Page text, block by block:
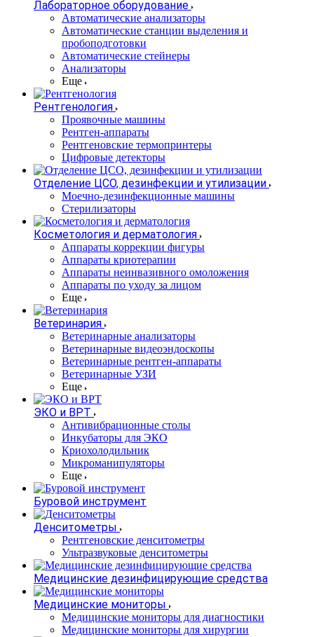
Лабораторное оборудование
Автоматические анализаторы
Автоматические станции выделения и
пробоподготовки
Автоматические стейнеры
Анализаторы
Еще
Рентгенология
Проявочные машины
Рентген-аппараты
Рентгеновские термопринтеры
Цифровые детекторы
Отделение ЦСО, дезинфекции и утилизации
Моечно-дезинфекционные машины
Стерилизаторы
Косметология и дерматология
Аппараты коррекции фигуры
Аппараты криотерапии
Аппараты неинвазивного омоложения
Аппараты по уходу за лицом
Еще
Ветеринария
Ветеринарные анализаторы
Ветеринарные видеоэндоскопы
Ветеринарные рентген-аппараты
Ветеринарные УЗИ
Еще
ЭКО и ВРТ
Антивибрационные столы
Инкубаторы для ЭКО
Криохолодильник
Микроманипуляторы
Еще
Буровой инструмент
Денситометры
Рентгеновские денситометры
Ультразвуковые денситометры
Медицинские дезинфицирующие средства
Медицинские мониторы
Медицинские мониторы для диагностики
Медицинские мониторы для хирургии